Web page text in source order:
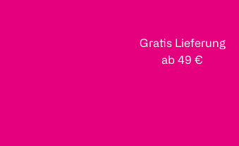
Gratis Lieferung
ab 49 €